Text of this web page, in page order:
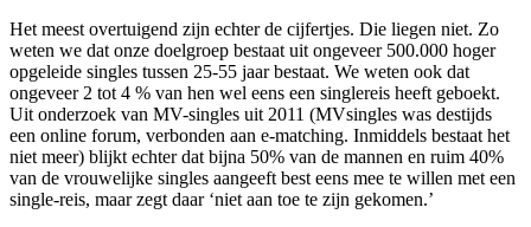
Het meest overtuigend zijn echter de cijfertjes. Die liegen niet. Zo
weten we dat onze doelgroep bestaat uit ongeveer 500.000 hoger
opgeleide singles tussen 25-55 jaar bestaat. We weten ook dat
ongeveer 2 tot 4 % van hen wel eens een singlereis heeft geboekt.
Uit onderzoek van MV-singles uit 2011 (MVsingles was destijds
een online forum, verbonden aan e-matching. Inmiddels bestaat het
niet meer) blijkt echter dat bijna 50% van de mannen en ruim 40%
van de vrouwelijke singles aangeeft best eens mee te willen met een
single-reis, maar zegt daar ‘niet aan toe te zijn gekomen.’